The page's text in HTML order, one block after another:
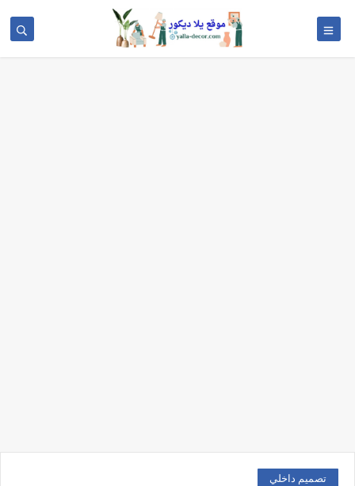
تصميم داخلي